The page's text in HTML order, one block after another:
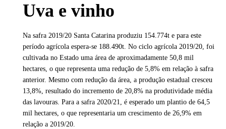
Uva e vinho
Na safra 2019/20 Santa Catarina produziu 154.774t e para este
período agrícola espera-se 188.490t. No ciclo agrícola 2019/20, foi
cultivada no Estado uma área de aproximadamente 50,8 mil
hectares, o que representa uma redução de 5,8% em relação à safra
anterior. Mesmo com redução da área, a produção estadual cresceu
13,8%, resultado do incremento de 20,8% na produtividade média
das lavouras. Para a safra 2020/21, é esperado um plantio de 64,5
mil hectares, o que representaria um crescimento de 26,9% em
relação a 2019/20.